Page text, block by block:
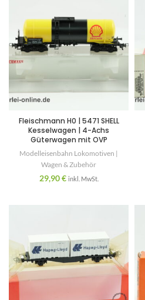
Fleischmann H0 | 5471 SHELL
Kesselwagen | 4-Achs
Güterwagen mit OVP
Modelleisenbahn Lokomotiven |
Wagen & Zubehör
29,90€ inkl. MwSt.